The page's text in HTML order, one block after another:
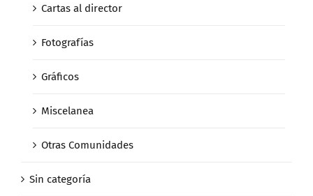
Cartas al director
Fotografías
Gráficos
Miscelanea
Otras Comunidades
Sin categoría